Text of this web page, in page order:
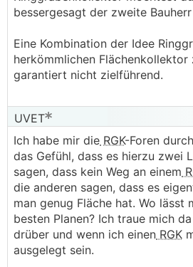
bessergesagt der zweite
Eine Kombination der Idee
herkömmlichen Flächenkollektor
garantiert nicht zielführend.
UVET
Ich habe mir die RGK-Foren
das Gefühl, dass es hierzu zwei
sagen, dass kein Weg an einem
die anderen sagen, dass es
man genug Fläche hat. Wo lässt
besten Planen? Ich traue mich
drüber und wenn ich einen RGK
ausgelegt sein.